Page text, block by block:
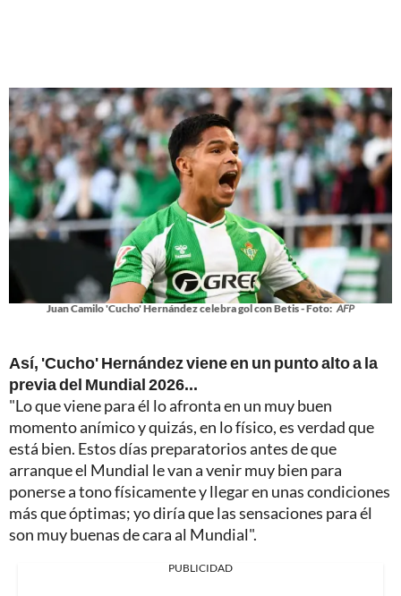
Juan Camilo 'Cucho' Hernández celebra gol con Betis - Foto: AFP
Así, 'Cucho' Hernández viene en un punto alto a la
previa del Mundial 2026...
"Lo que viene para él lo afronta en un muy buen
momento anímico y quizás, en lo físico, es verdad que
está bien. Estos días preparatorios antes de que
arranque el Mundial le van a venir muy bien para
ponerse a tono físicamente y llegar en unas condiciones
más que óptimas; yo diría que las sensaciones para él
son muy buenas de cara al Mundial".
PUBLICIDAD